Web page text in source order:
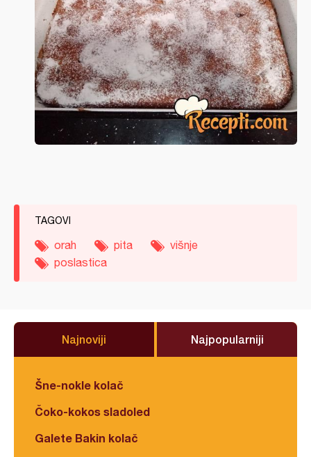
TAGOVI
orah pita
višnje
poslastica
Najnoviji Najpopularniji
Šne-nokle kolač
Čoko-kokos sladoled
Galete Bakin kolač